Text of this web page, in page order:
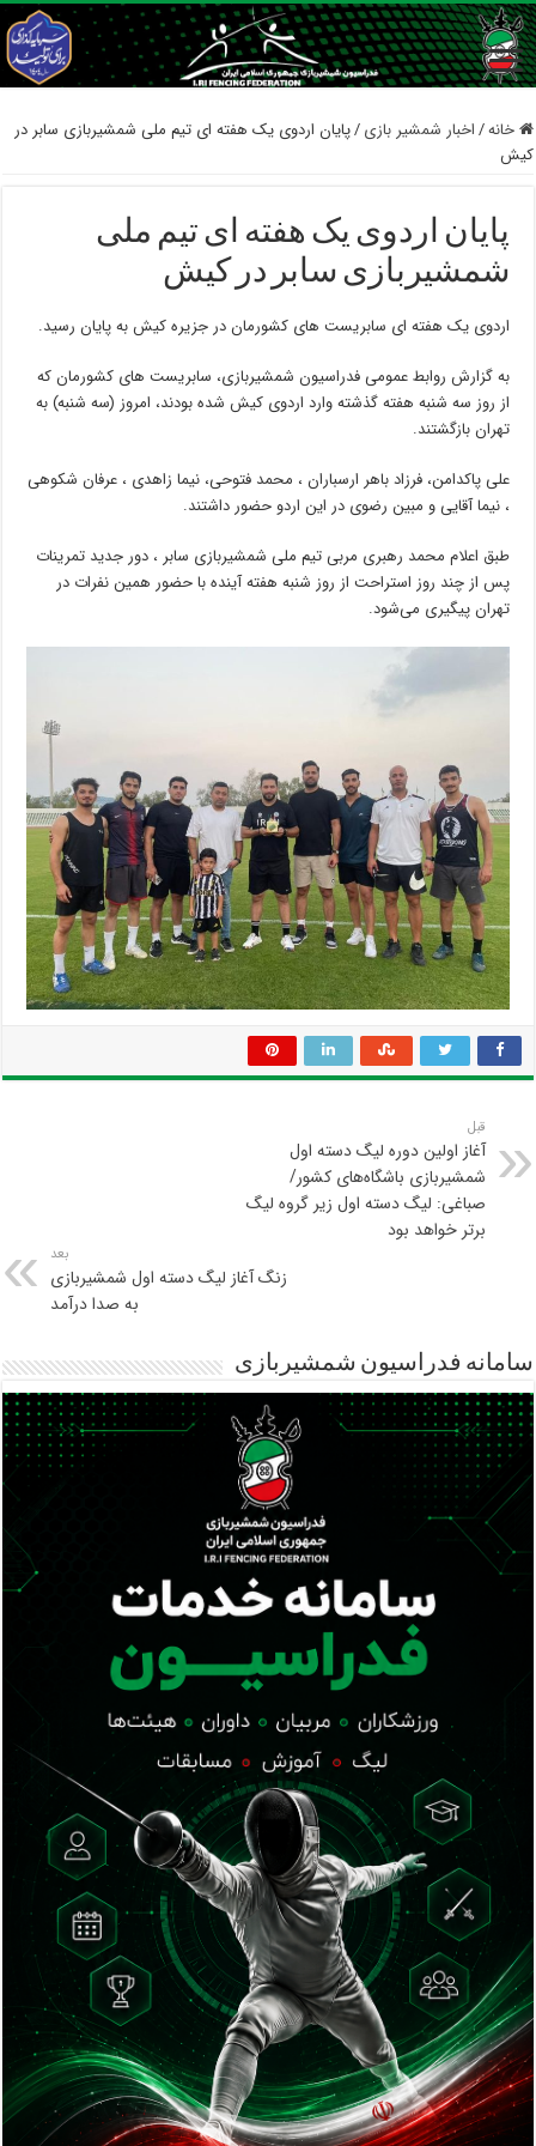
خانه/اخبار شمشیر بازی /پایان اردوی یک هفته ای تیم ملی شمشیربازی سابر در
کیش
پایان اردوی یک هفته ای تیم ملی
شمشیربازی سابر در کیش
اردوی یک هفته ای سابریست های کشورمان در جزیره کیش به پایان رسید.
به گزارش روابط عمومی فدراسیون شمشیربازی، سابریست های کشورمان که
از روز سه شنبه هفته گذشته وارد اردوی کیش شده بودند، امروز (سه شنبه) به
تهران بازگشتند.
علی پاکدامن، فرزاد باهر ارسباران ، محمد فتوحی، نیما زاهدی ، عرفان شکوهی
، نیما آقایی و مبین رضوی در این اردو حضور داشتند.
طبق اعلام محمد رهبری مربی تیم ملی شمشیربازی سابر ، دور جدید تمرینات
پس از چند روز استراحت از روز شنبه هفته آینده با حضور همین نفرات در
تهران پیگیری می‌شود.
قبل
آغاز اولین دوره لیگ دسته اول
شمشیربازی باشگاه‌های کشور/
صباغی: لیگ دسته اول زیر گروه لیگ
برتر خواهد بود
بعد
زنگ آغاز لیگ دسته اول شمشیربازی
به صدا درآمد
سامانه فدراسیون شمشیربازی